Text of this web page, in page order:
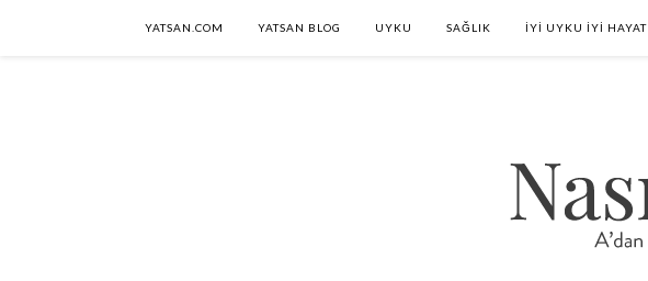
YATSAN.COM YATSAN BLOG UYKU SAĞLIK İYİ UYKU İYİ HAYAT